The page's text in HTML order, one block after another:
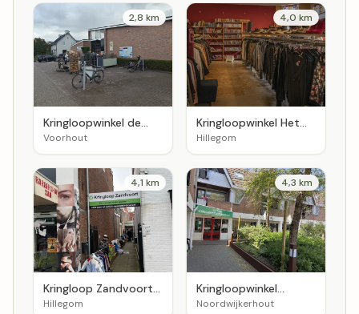
2,8 km
Kringloopwinkel de
Driesprong
Voorhout
4,0 km
Kringloopwinkel Het
huis van Tante Trees
Hillegom
4,1 km
Kringloop Zandvoort
in Hillegom
Hillegom
4,3 km
Kringloopwinkel
Noordwijkerhout
Noordwijkerhout